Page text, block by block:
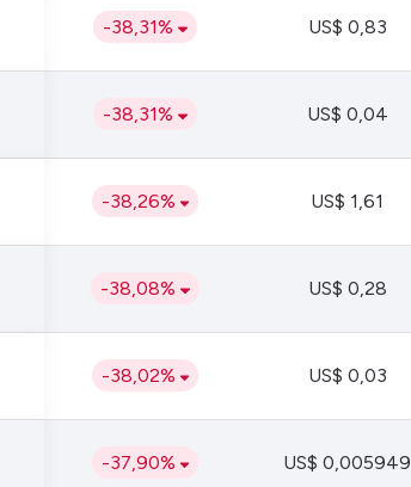
-38,31% US$ 0,83
-38,31% US$ 0,04
-38,26% US$ 1,61
-38,08% US$ 0,28
-38,02% US$ 0,03
-37,90% US$ 0,005949